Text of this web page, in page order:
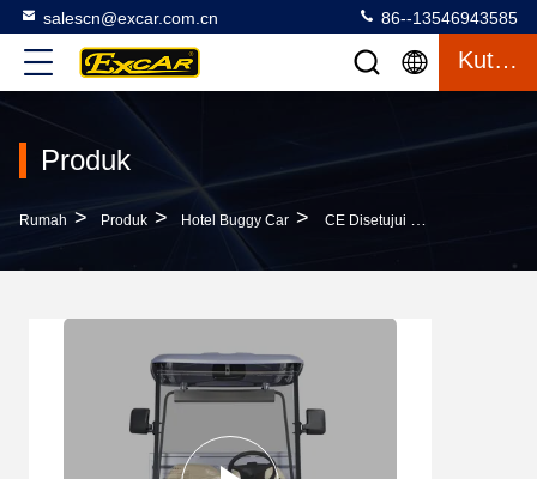
salescn@excar.com.cn 86--13546943585
Kutipan
Produk
Rumah > Produk > Hotel Buggy Car > CE Disetujui Baterai Powered Golf Buggy Car Dengan Aluminium Cargo Box Untuk Pertanian / Hotle Transportasi